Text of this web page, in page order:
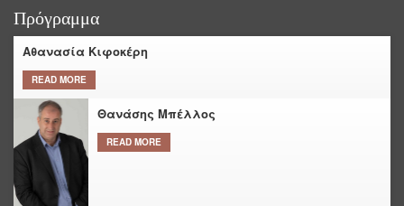
Πρόγραμμα
Αθανασία Κιφοκέρη
READ MORE
Θανάσης Μπέλλος
READ MORE